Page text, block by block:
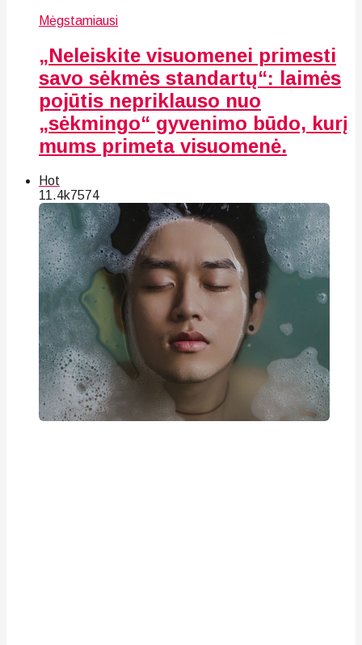
Mėgstamiausi
„Neleiskite visuomenei primesti
savo sėkmės standartų“: laimės
pojūtis nepriklauso nuo
„sėkmingo“ gyvenimo būdo, kurį
mums primeta visuomenė.
Hot
11.4k7574